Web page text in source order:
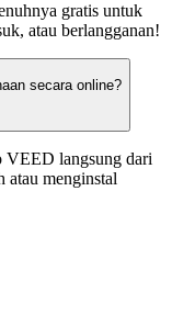
gratis untuk
atau berlangganan!
secara online?
VEED langsung dari
atau menginstal